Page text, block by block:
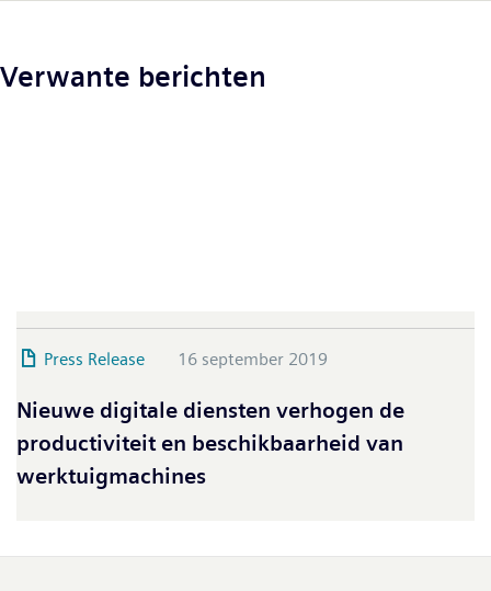
Verwante berichten
Press Release 16 september 2019
Nieuwe digitale diensten verhogen de
productiviteit en beschikbaarheid van
werktuigmachines